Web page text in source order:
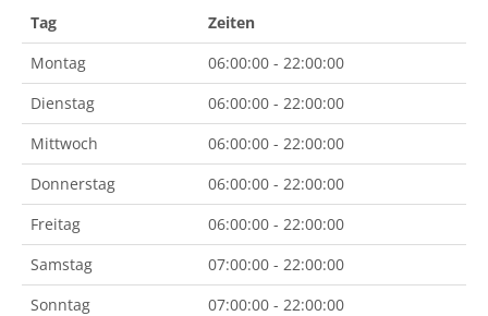
Tag
Zeiten
Montag
06:00:00 - 22:00:00
Dienstag
06:00:00 - 22:00:00
Mittwoch
06:00:00 - 22:00:00
Donnerstag
06:00:00 - 22:00:00
Freitag
06:00:00 - 22:00:00
Samstag
07:00:00 - 22:00:00
Sonntag
07:00:00 - 22:00:00